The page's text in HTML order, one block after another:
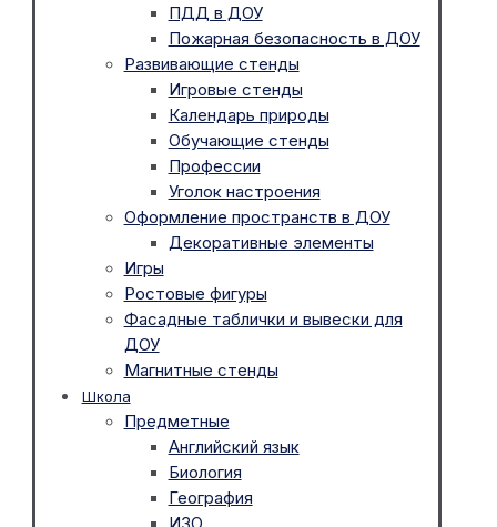
ПДД в ДОУ
Пожарная безопасность в ДОУ
Развивающие стенды
Игровые стенды
Календарь природы
Обучающие стенды
Профессии
Уголок настроения
Оформление пространств в ДОУ
Декоративные элементы
Игры
Ростовые фигуры
Фасадные таблички и вывески для
ДОУ
Магнитные стенды
Школа
Предметные
Английский язык
Биология
География